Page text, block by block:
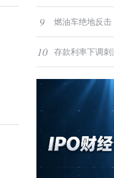
App
9 燃油车绝地反击
10 存款利率下调
险股有望迎来“